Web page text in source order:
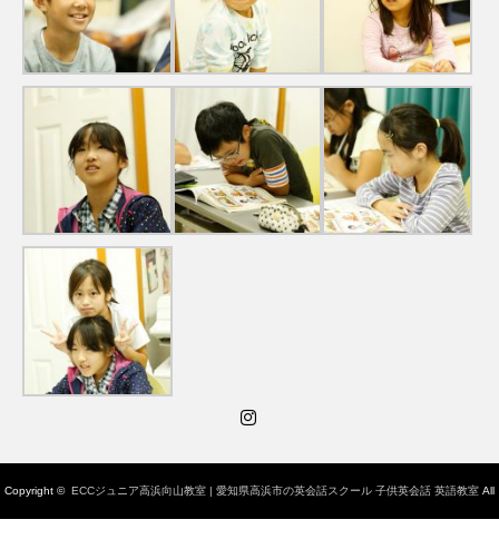
Copyright © ECCジュニア高浜向山教室 | 愛知県高浜市の英会話スクール 子供英会話 英語教室 All